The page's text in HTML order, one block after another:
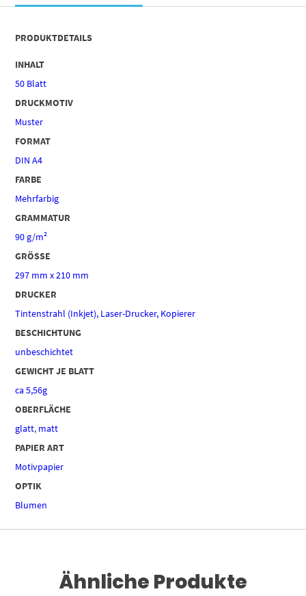
PRODUKTDETAILS
INHALT
50 Blatt
DRUCKMOTIV
Muster
FORMAT
DIN A4
FARBE
Mehrfarbig
GRAMMATUR
90 g/m²
GRÖSSE
297 mm x 210 mm
DRUCKER
Tintenstrahl (Inkjet), Laser-Drucker, Kopierer
BESCHICHTUNG
unbeschichtet
GEWICHT JE BLATT
ca 5,56g
OBERFLÄCHE
glatt, matt
PAPIER ART
Motivpapier
OPTIK
Blumen
Ähnliche Produkte